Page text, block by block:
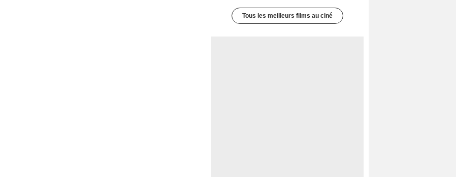
Tous les meilleurs films au ciné